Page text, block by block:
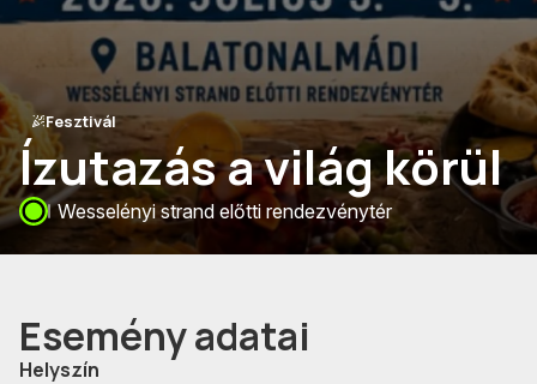
Fesztivál
Ízutazás a világ körül
Wesselényi strand előtti rendezvénytér
Esemény adatai
Helyszín